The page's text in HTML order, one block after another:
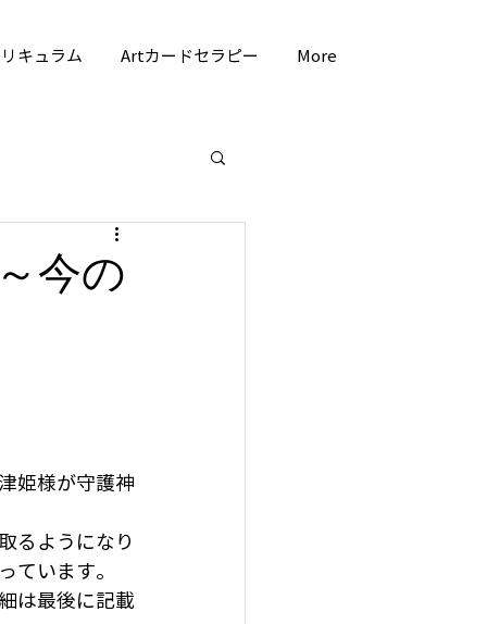
キュラム Artカードセラピー More
今の
姫様が守護神
るようになり
ています。
は最後に記載